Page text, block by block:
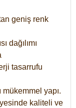
geniş renk
dağılımı
tasarrufu
mükemmel yapı.
kaliteli ve